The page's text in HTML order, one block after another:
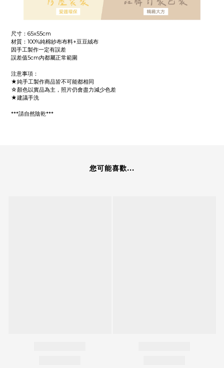
尺寸：65x55cm
材質：100%純棉紗布布料+豆豆絨布
因手工製作一定有誤差
誤差值5cm內都屬正常範圍
注意事項：
★純手工製作商品皆不可能都相同
☆顏色以實品為主，照片仍會盡力減少色差
★建議手洗
***請自然陰乾***
您可能喜歡...